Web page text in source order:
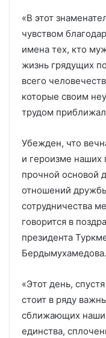
«В этот
чувством
имена тех, кто
жизнь грядущих
всего
которые своим
трудом
Убежден, что
и героизме наших
прочной основой
отношений
сотрудничества
говорится в
президента
Бердымухамедова.
«Этот день,
стоит в ряду
сближающих наши
единства,